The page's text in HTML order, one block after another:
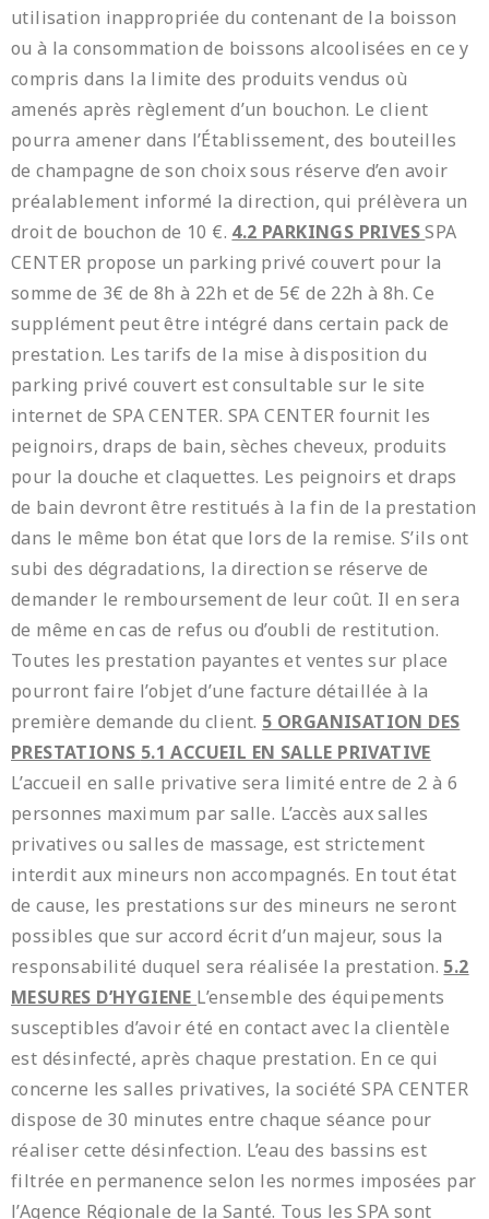
utilisation inappropriée du contenant de la boisson
ou à la consommation de boissons alcoolisées en ce y
compris dans la limite des produits vendus où
amenés après règlement d’un bouchon. Le client
pourra amener dans l’Établissement, des bouteilles
de champagne de son choix sous réserve d’en avoir
préalablement informé la direction, qui prélèvera un
droit de bouchon de 10 €. 4.2 PARKINGS PRIVESSPA
CENTER propose un parking privé couvert pour la
somme de 3€ de 8h à 22h et de 5€ de 22h à 8h. Ce
supplément peut être intégré dans certain pack de
prestation. Les tarifs de la mise à disposition du
parking privé couvert est consultable sur le site
internet de SPA CENTER. SPA CENTER fournit les
peignoirs, draps de bain, sèches cheveux, produits
pour la douche et claquettes. Les peignoirs et draps
de bain devront être restitués à la fin de la prestation
dans le même bon état que lors de la remise. S’ils ont
subi des dégradations, la direction se réserve de
demander le remboursement de leur coût. Il en sera
de même en cas de refus ou d’oubli de restitution.
Toutes les prestation payantes et ventes sur place
pourront faire l’objet d’une facture détaillée à la
première demande du client. 5 ORGANISATION DES
PRESTATIONS 5.1 ACCUEIL EN SALLE PRIVATIVE
L’accueil en salle privative sera limité entre de 2 à 6
personnes maximum par salle. L’accès aux salles
privatives ou salles de massage, est strictement
interdit aux mineurs non accompagnés. En tout état
de cause, les prestations sur des mineurs ne seront
possibles que sur accord écrit d’un majeur, sous la
responsabilité duquel sera réalisée la prestation. 5.2
MESURES D’HYGIENE L’ensemble des équipements
susceptibles d’avoir été en contact avec la clientèle
est désinfecté, après chaque prestation. En ce qui
concerne les salles privatives, la société SPA CENTER
dispose de 30 minutes entre chaque séance pour
réaliser cette désinfection. L’eau des bassins est
filtrée en permanence selon les normes imposées par
l’Agence Régionale de la Santé. Tous les SPA sont